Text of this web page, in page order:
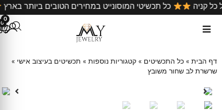
על כל קניה כל תכשיטי המוסונייט במחירים הטובים ביותר
0
0
דף הבית » כל התכשיטים » קטגוריות נוספות » תכשיטים בעיצוב אישי »
שרשרת לב שחור משובץ